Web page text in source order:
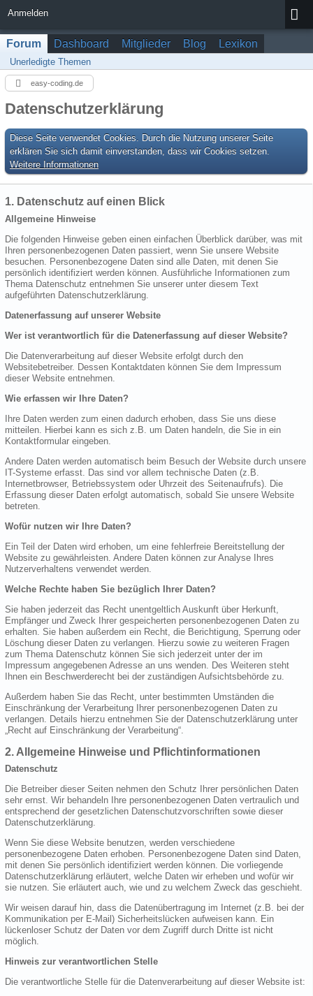
Anmelden
Forum Dashboard Mitglieder Blog Lexikon
Unerledigte Themen
easy-coding.de
Datenschutzerklärung
Diese Seite verwendet Cookies. Durch die Nutzung unserer Seite
erklären Sie sich damit einverstanden, dass wir Cookies setzen.
Weitere Informationen
1. Datenschutz auf einen Blick
Allgemeine Hinweise
Die folgenden Hinweise geben einen einfachen Überblick darüber, was mit
Ihren personenbezogenen Daten passiert, wenn Sie unsere Website
besuchen. Personenbezogene Daten sind alle Daten, mit denen Sie
persönlich identifiziert werden können. Ausführliche Informationen zum
Thema Datenschutz entnehmen Sie unserer unter diesem Text
aufgeführten Datenschutzerklärung.
Datenerfassung auf unserer Website
Wer ist verantwortlich für die Datenerfassung auf dieser Website?
Die Datenverarbeitung auf dieser Website erfolgt durch den
Websitebetreiber. Dessen Kontaktdaten können Sie dem Impressum
dieser Website entnehmen.
Wie erfassen wir Ihre Daten?
Ihre Daten werden zum einen dadurch erhoben, dass Sie uns diese
mitteilen. Hierbei kann es sich z.B. um Daten handeln, die Sie in ein
Kontaktformular eingeben.
Andere Daten werden automatisch beim Besuch der Website durch unsere
IT-Systeme erfasst. Das sind vor allem technische Daten (z.B.
Internetbrowser, Betriebssystem oder Uhrzeit des Seitenaufrufs). Die
Erfassung dieser Daten erfolgt automatisch, sobald Sie unsere Website
betreten.
Wofür nutzen wir Ihre Daten?
Ein Teil der Daten wird erhoben, um eine fehlerfreie Bereitstellung der
Website zu gewährleisten. Andere Daten können zur Analyse Ihres
Nutzerverhaltens verwendet werden.
Welche Rechte haben Sie bezüglich Ihrer Daten?
Sie haben jederzeit das Recht unentgeltlich Auskunft über Herkunft,
Empfänger und Zweck Ihrer gespeicherten personenbezogenen Daten zu
erhalten. Sie haben außerdem ein Recht, die Berichtigung, Sperrung oder
Löschung dieser Daten zu verlangen. Hierzu sowie zu weiteren Fragen
zum Thema Datenschutz können Sie sich jederzeit unter der im
Impressum angegebenen Adresse an uns wenden. Des Weiteren steht
Ihnen ein Beschwerderecht bei der zuständigen Aufsichtsbehörde zu.
Außerdem haben Sie das Recht, unter bestimmten Umständen die
Einschränkung der Verarbeitung Ihrer personenbezogenen Daten zu
verlangen. Details hierzu entnehmen Sie der Datenschutzerklärung unter
„Recht auf Einschränkung der Verarbeitung“.
2. Allgemeine Hinweise und Pflichtinformationen
Datenschutz
Die Betreiber dieser Seiten nehmen den Schutz Ihrer persönlichen Daten
sehr ernst. Wir behandeln Ihre personenbezogenen Daten vertraulich und
entsprechend der gesetzlichen Datenschutzvorschriften sowie dieser
Datenschutzerklärung.
Wenn Sie diese Website benutzen, werden verschiedene
personenbezogene Daten erhoben. Personenbezogene Daten sind Daten,
mit denen Sie persönlich identifiziert werden können. Die vorliegende
Datenschutzerklärung erläutert, welche Daten wir erheben und wofür wir
sie nutzen. Sie erläutert auch, wie und zu welchem Zweck das geschieht.
Wir weisen darauf hin, dass die Datenübertragung im Internet (z.B. bei der
Kommunikation per E-Mail) Sicherheitslücken aufweisen kann. Ein
lückenloser Schutz der Daten vor dem Zugriff durch Dritte ist nicht
möglich.
Hinweis zur verantwortlichen Stelle
Die verantwortliche Stelle für die Datenverarbeitung auf dieser Website ist: